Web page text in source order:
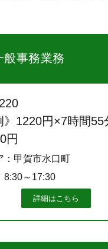
般事務業務
》1220円×7時間55
円
：甲賀市水口町
8:30～17:30
詳細はこちら